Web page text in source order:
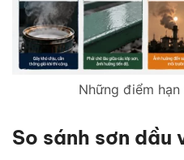
Những điểm
So sánh sơn dầu